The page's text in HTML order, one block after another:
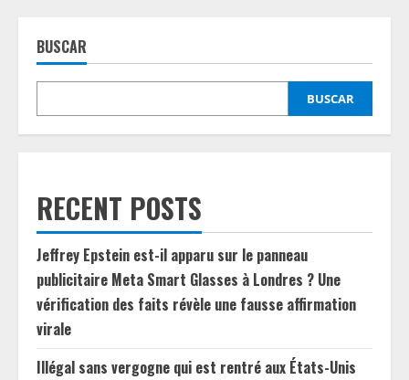
BUSCAR
BUSCAR
RECENT POSTS
Jeffrey Epstein est-il apparu sur le panneau
publicitaire Meta Smart Glasses à Londres ? Une
vérification des faits révèle une fausse affirmation
virale
Illégal sans vergogne qui est rentré aux États-Unis